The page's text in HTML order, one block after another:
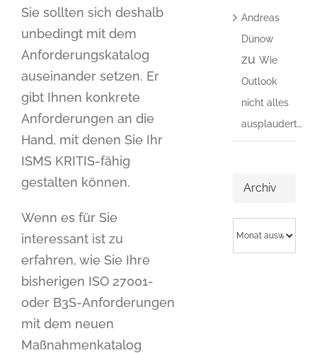
Sie sollten sich deshalb
unbedingt mit dem
Anforderungskatalog
auseinander setzen. Er
gibt Ihnen konkrete
Anforderungen an die
Hand, mit denen Sie Ihr
ISMS KRITIS-fähig
gestalten können.
Wenn es für Sie
interessant ist zu
erfahren, wie Sie Ihre
bisherigen ISO 27001-
oder B3S-Anforderungen
mit dem neuen
Maßnahmenkatalog
Andreas
Dünow
zu Wie
Outlook
nicht alles
ausplaudert…
Archiv